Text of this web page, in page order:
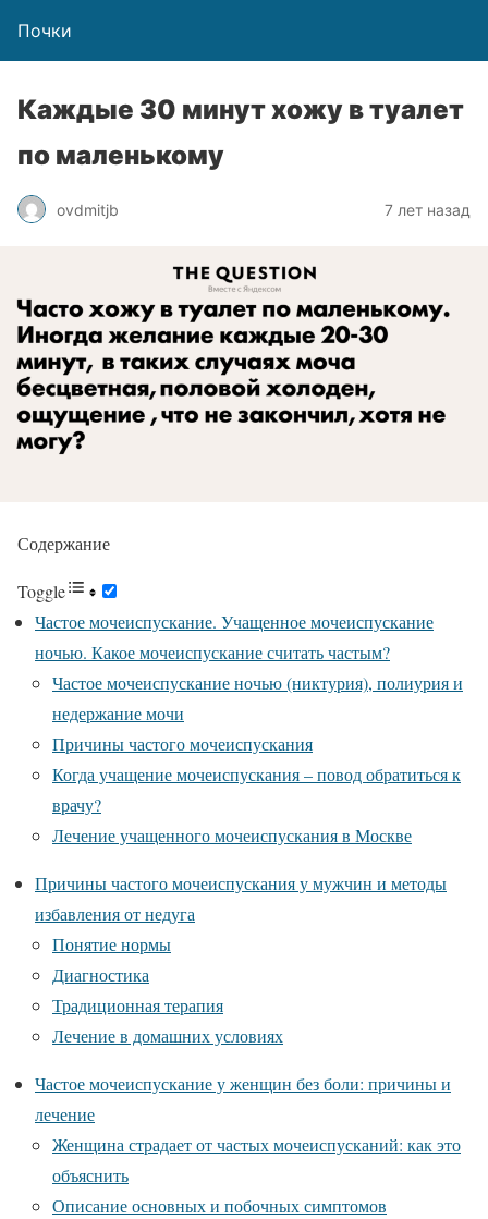
Почки
Каждые 30 минут хожу в туалет
по маленькому
ovdmitjb 7 лет назад
Содержание
Toggle
Частое мочеиспускание. Учащенное мочеиспускание
ночью. Какое мочеиспускание считать частым?
Частое мочеиспускание ночью (никтурия), полиурия и
недержание мочи
Причины частого мочеиспускания
Когда учащение мочеиспускания – повод обратиться к
врачу?
Лечение учащенного мочеиспускания в Москве
Причины частого мочеиспускания у мужчин и методы
избавления от недуга
Понятие нормы
Диагностика
Традиционная терапия
Лечение в домашних условиях
Частое мочеиспускание у женщин без боли: причины и
лечение
Женщина страдает от частых мочеиспусканий: как это
объяснить
Описание основных и побочных симптомов